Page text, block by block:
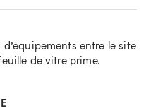
entre le site
de vitre prime.